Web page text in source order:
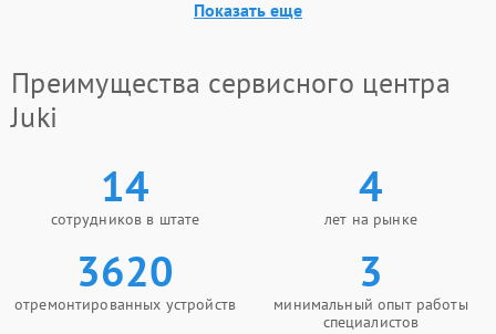
Показать еще
Преимущества сервисного центра
Juki
14
сотрудников в штате
4
лет на рынке
3620
отремонтированных устройств
3
минимальный опыт работы
специалистов